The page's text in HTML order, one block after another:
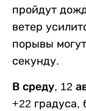
пройдут
ветер
порывы
секунду.
В среду, 12
+22 градуса,